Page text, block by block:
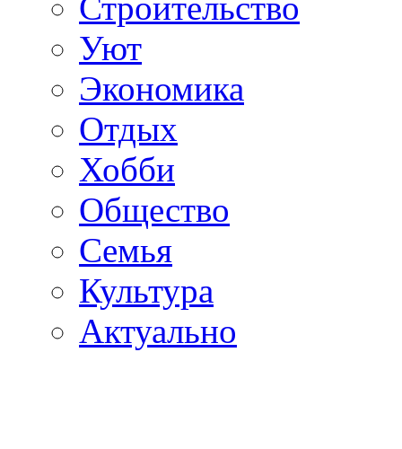
Уют
Экономика
Отдых
Хобби
Общество
Семья
Культура
Актуально